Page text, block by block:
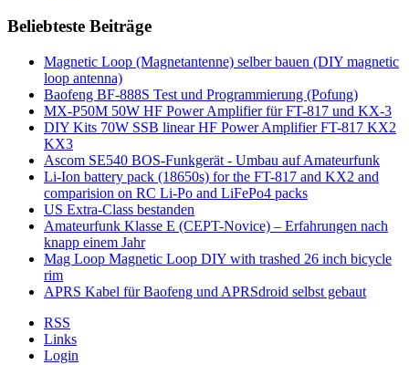
Beliebteste Beiträge
Magnetic Loop (Magnetantenne) selber bauen (DIY magnetic
loop antenna)
Baofeng BF-888S Test und Programmierung (Pofung)
MX-P50M 50W HF Power Amplifier für FT-817 und KX-3
DIY Kits 70W SSB linear HF Power Amplifier FT-817 KX2
KX3
Ascom SE540 BOS-Funkgerät - Umbau auf Amateurfunk
Li-Ion battery pack (18650s) for the FT-817 and KX2 and
comparision on RC Li-Po and LiFePo4 packs
US Extra-Class bestanden
Amateurfunk Klasse E (CEPT-Novice) – Erfahrungen nach
knapp einem Jahr
Mag Loop Magnetic Loop DIY with trashed 26 inch bicycle
rim
APRS Kabel für Baofeng und APRSdroid selbst gebaut
RSS
Links
Login